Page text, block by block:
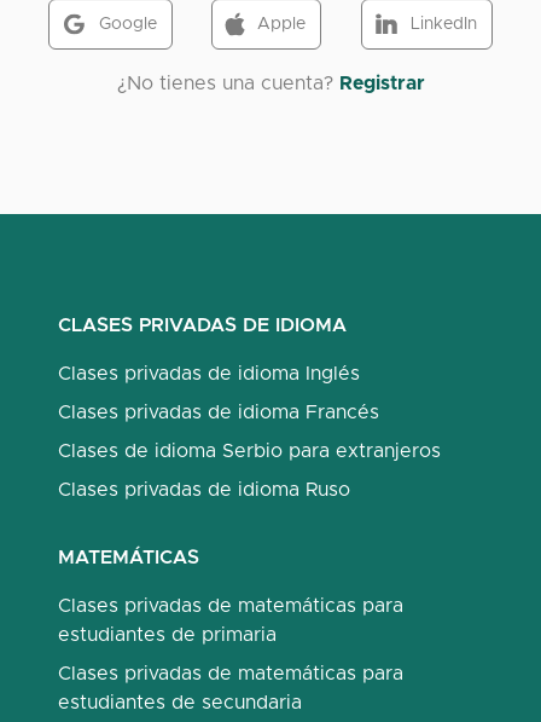
Google Apple LinkedIn
¿No tienes una cuenta? Registrar
CLASES PRIVADAS DE IDIOMA
Clases privadas de idioma Inglés
Clases privadas de idioma Francés
Clases de idioma Serbio para extranjeros
Clases privadas de idioma Ruso
MATEMÁTICAS
Clases privadas de matemáticas para
estudiantes de primaria
Clases privadas de matemáticas para
estudiantes de secundaria